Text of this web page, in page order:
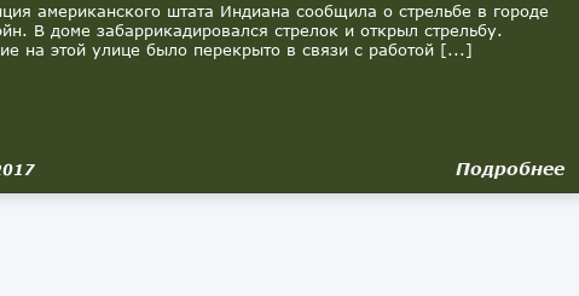
американского штата Индиана сообщила о стрельбе в городе
В доме забаррикадировался стрелок и открыл стрельбу.
на этой улице было перекрыто в связи с работой [...]
Подробнее